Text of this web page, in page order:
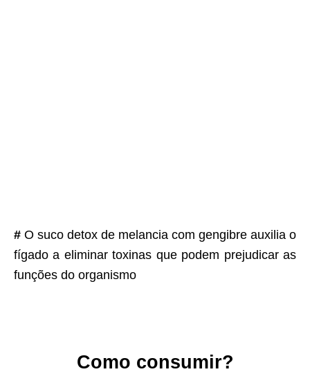
# O suco detox de melancia com gengibre auxilia o
fígado a eliminar toxinas que podem prejudicar as
funções do organismo
Como consumir?